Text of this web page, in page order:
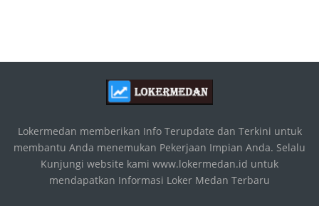
Lokermedan memberikan Info Terupdate dan Terkini untuk
membantu Anda menemukan Pekerjaan Impian Anda. Selalu
Kunjungi website kami www.lokermedan.id untuk
mendapatkan Informasi Loker Medan Terbaru